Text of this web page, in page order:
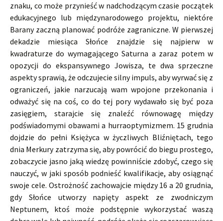
znaku, co może przynieść w nadchodzącym czasie początek
edukacyjnego lub międzynarodowego projektu, niektóre
Barany zaczną planować podróże zagraniczne. W pierwszej
dekadzie miesiąca Słońce znajdzie się najpierw w
kwadraturze do wymagającego Saturna a zaraz potem w
opozycji do ekspansywnego Jowisza, te dwa sprzeczne
aspekty sprawią, że odczujecie silny impuls, aby wyrwać się z
ograniczeń, jakie narzucają wam wpojone przekonania i
odważyć się na coś, co do tej pory wydawało się być poza
zasięgiem, starajcie się znaleźć równowagę między
podświadomymi obawami a hurraoptymizmem. 15 grudnia
dojdzie do pełni Księżyca w życzliwych Bliźniętach, tego
dnia Merkury zatrzyma się, aby powrócić do biegu prostego,
zobaczycie jasno jaką wiedzę powinniście zdobyć, czego się
nauczyć, w jaki sposób podnieść kwalifikacje, aby osiągnąć
swoje cele. Ostrożność zachowajcie między 16 a 20 grudnia,
gdy Słońce utworzy napięty aspekt ze zwodniczym
Neptunem, ktoś może podstępnie wykorzystać waszą